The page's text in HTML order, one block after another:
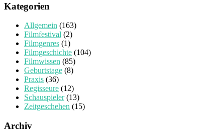
Kategorien
Allgemein (163)
Filmfestival (2)
Filmgenres (1)
Filmgeschichte (104)
Filmwissen (85)
Geburtstage (8)
Praxis (36)
Regisseure (12)
Schauspieler(13)
Zeitgeschehen (15)
Archiv